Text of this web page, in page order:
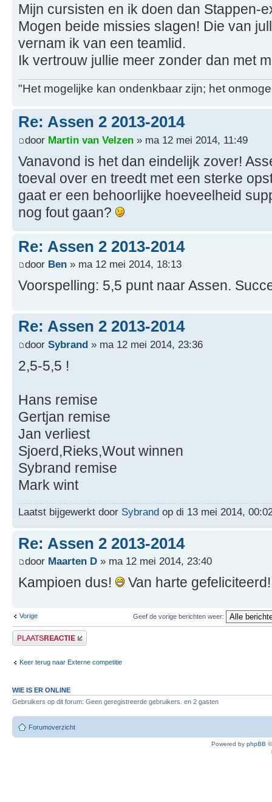
Mijn cursisten en ik doen dan Stappen-
Mogen beide missies slagen! Die van
vernam ik van een teamlid.
Ik vertrouw jullie meer zonder dan met
"Het mogelijke kan ondenkbaar zijn; het
Re: Assen 2 2013-2014
door Martin van Velzen » ma 12 mei 2014, 11:49
Vanavond is het dan eindelijk zover!
toeval over en treedt met een sterke
gaat er een behoorlijke hoeveelheid
nog fout gaan?
Re: Assen 2 2013-2014
door Ben » ma 12 mei 2014, 18:13
Voorspelling: 5,5 punt naar Assen.
Re: Assen 2 2013-2014
door Sybrand » ma 12 mei 2014, 23:36
2,5-5,5 !
Hans remise
Gertjan remise
Jan verliest
Sjoerd,Rieks,Wout winnen
Sybrand remise
Mark wint
Laatst bijgewerkt door Sybrand op di 13 mei 2014,
Re: Assen 2 2013-2014
door Maarten D » ma 12 mei 2014, 23:40
Kampioen dus! Van harte
Vorige Geef de vorige berichten weer:
Plaats een reactie
Keer terug naar Externe competitie
WIE IS ER ONLINE
Gebruikers op dit forum: Geen geregistreerde gebruikers. en 2 gasten
Forumoverzicht
Powered by phpBB